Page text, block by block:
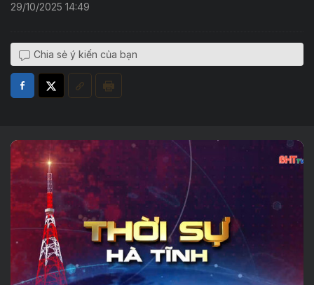
29/10/2025 14:49
Chia sẻ ý kiến của bạn